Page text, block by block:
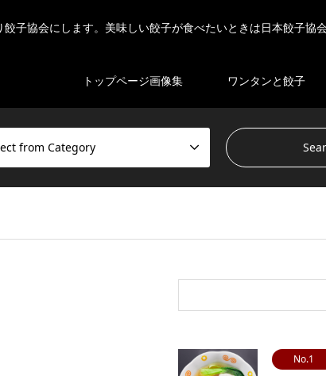
子協会にします。美味しい餃子が食べたいときは日本餃子協会
トップページ画像集 ワンタンと餃子
from Category
No.1